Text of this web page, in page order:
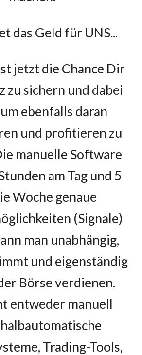
das Geld für UNS...
jetzt die Chance Dir
zu sichern und dabei
ebenfalls daran
und profitieren zu
manuelle Software
am Tag und 5
Woche genaue
(Signale)
man unabhängig,
und eigenständig
Börse verdienen.
entweder manuell
Trading-Tools,